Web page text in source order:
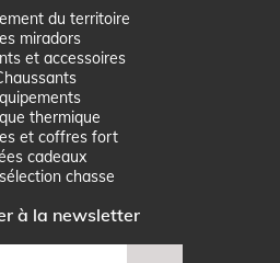
du territoire
miradors
et accessoires
thermique
et coffres fort
cadeaux
chasse
à la newsletter